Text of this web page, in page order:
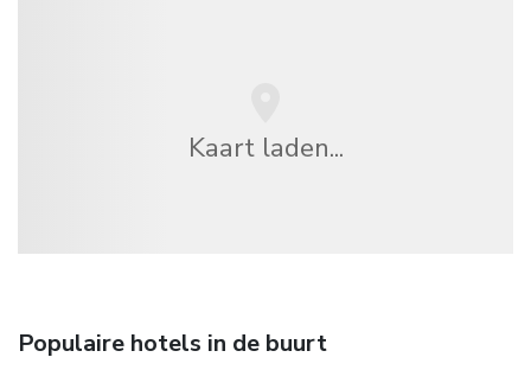
Kaart laden...
Populaire hotels in de buurt